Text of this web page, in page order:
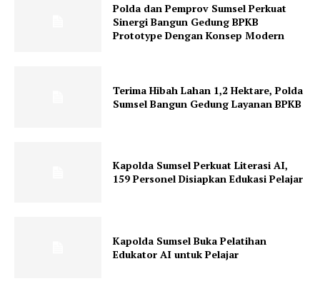
Polda dan Pemprov Sumsel Perkuat
Sinergi Bangun Gedung BPKB
Prototype Dengan Konsep Modern
Terima Hibah Lahan 1,2 Hektare, Polda
Sumsel Bangun Gedung Layanan BPKB
Kapolda Sumsel Perkuat Literasi AI,
159 Personel Disiapkan Edukasi Pelajar
Kapolda Sumsel Buka Pelatihan
Edukator AI untuk Pelajar